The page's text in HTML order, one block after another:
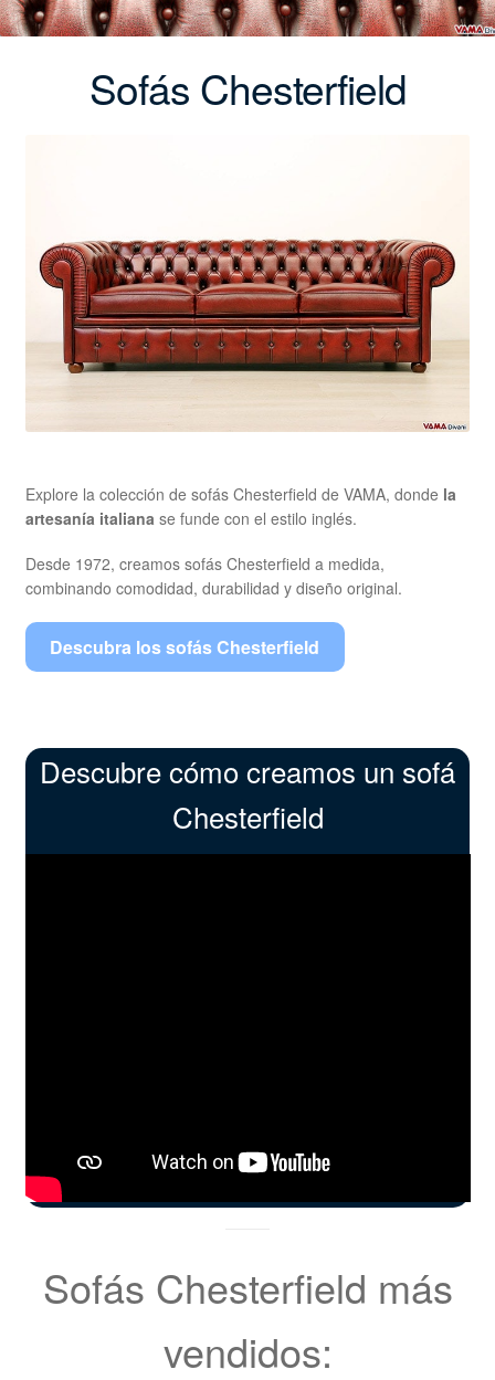
Sofás Chesterfield
Explore la colección de sofás Chesterfield de VAMA, donde la
artesanía italiana se funde con el estilo inglés.
Desde 1972, creamos sofás Chesterfield a medida,
combinando comodidad, durabilidad y diseño original.
Descubra los sofás Chesterfield
Descubre cómo creamos un sofá
Chesterfield
Sofás Chesterfield más
vendidos: